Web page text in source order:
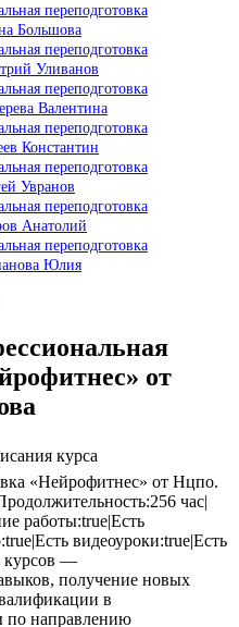
переподготовка
Большова
переподготовка
Уливанов
переподготовка
Валентина
переподготовка
Константин
переподготовка
Увранов
переподготовка
Анатолий
переподготовка
Юлия
от
курса
«Нейрофитнес» от Нцпо.
час|
работы:true|Есть
видеоуроки:true|Есть
курсов —
получение новых
в
по направлению